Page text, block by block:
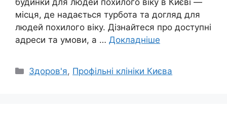
місця, де надається турбота та догляд для
людей похилого віку. Дізнайтеся про доступні
адреси та умови, а … Докладніше
Категорії
Здоров'я, Профільні клініки Києва